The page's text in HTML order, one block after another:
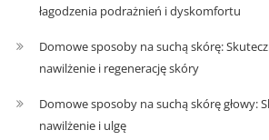
łagodzenia podrażnień i dyskomfortu
Domowe sposoby na suchą skórę:
nawilżenie i regenerację skóry
Domowe sposoby na suchą skórę głowy:
nawilżenie i ulgę